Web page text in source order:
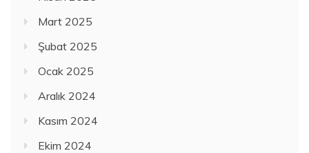
Mart 2025
Şubat 2025
Ocak 2025
Aralık 2024
Kasım 2024
Ekim 2024